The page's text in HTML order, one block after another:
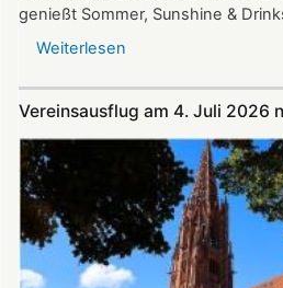
genießt Sommer, Sunshine &
Weiterlesen
und
August
der
Burg:
After
Work
Vereinsausflug am 4. Juli 2026